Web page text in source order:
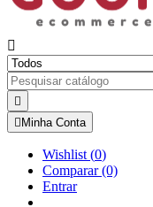


 Minha Conta
Wishlist (0)
Comparar(0)
Entrar